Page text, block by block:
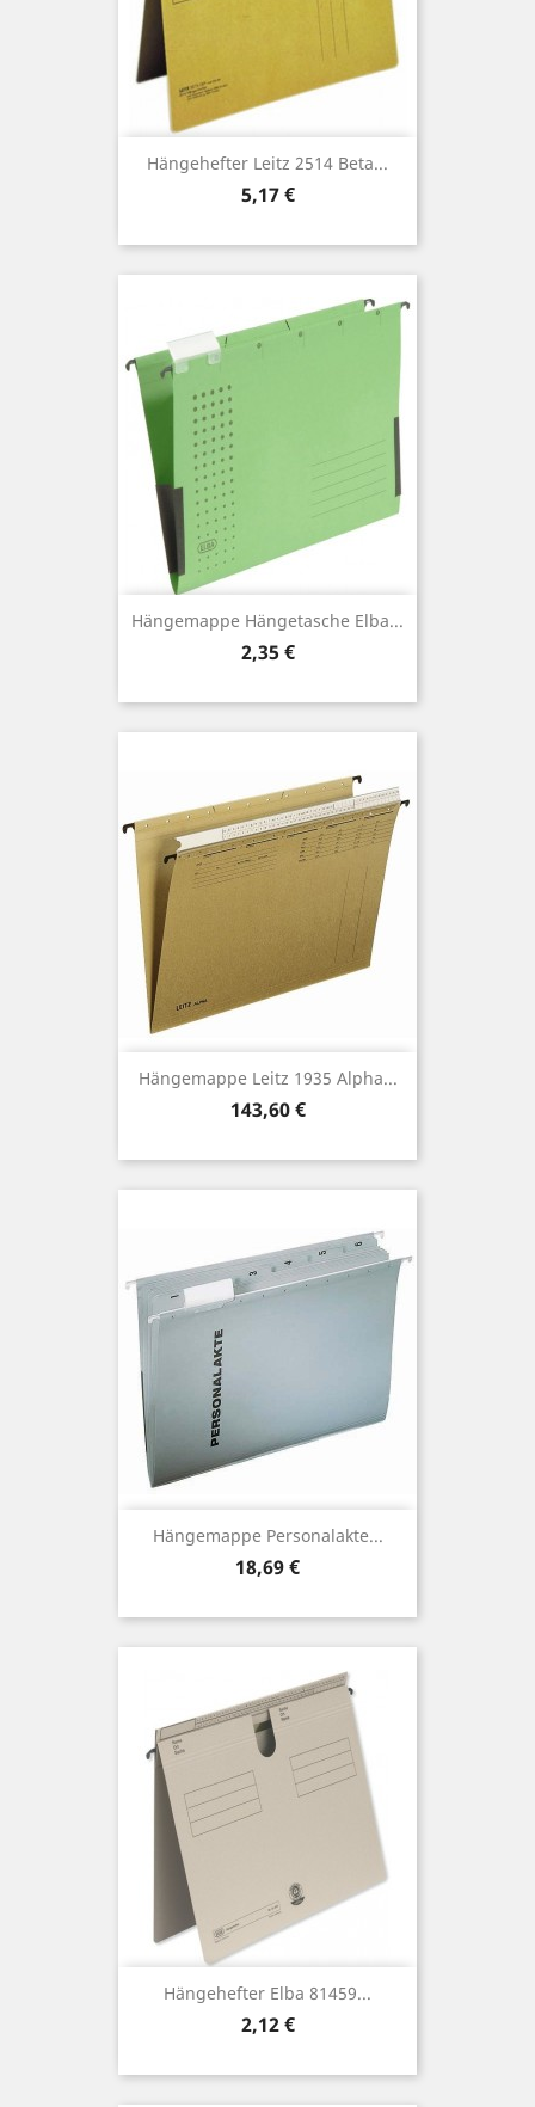
Hängehefter Leitz 2514 Beta...
Preis
5,17 €
Hängemappe Hängetasche Elba...
Preis
2,35 €
Hängemappe Leitz 1935 Alpha...
Preis
143,60 €
Hängemappe Personalakte...
Preis
18,69 €
Hängehefter Elba 81459...
Preis
2,12 €